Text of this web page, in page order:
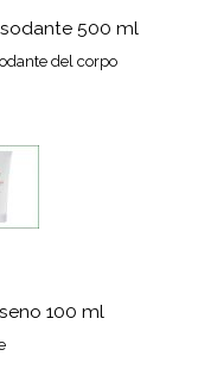
500 ml
del corpo
100 ml